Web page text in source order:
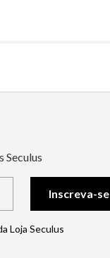
Seculus
Inscreva-se
Loja Seculus